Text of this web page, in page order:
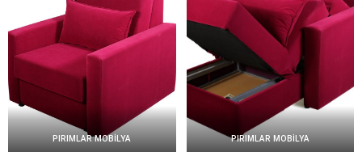
PIRIMLAR MOBİLYA PIRIMLAR MOBİLYA